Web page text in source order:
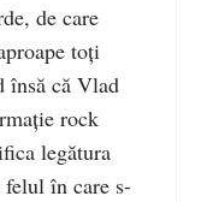
de care
toţi
însă că Vlad
rock
legătura
felul în care s-